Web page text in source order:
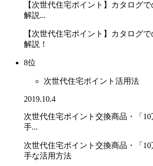
【次世代住宅ポイント】カタログ
解説...
【次世代住宅ポイント】カタログ
解説！
8位
次世代住宅ポイント活用法
2019.10.4
次世代住宅ポイント交換商品・「
手...
次世代住宅ポイント交換商品・「
手な活用方法